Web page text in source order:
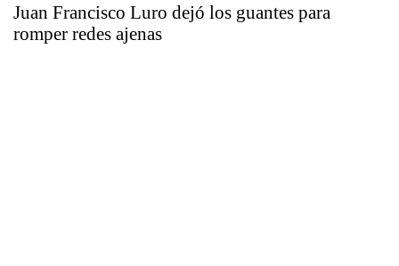
Juan Francisco Luro dejó los guantes para
romper redes ajenas